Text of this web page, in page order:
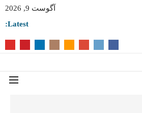
آگوست 9, 2026
Latest: